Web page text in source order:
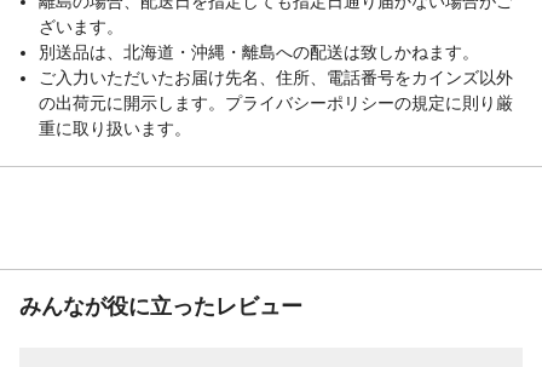
ざいます。
別送品は、北海道・沖縄・離島への配送は致しかねます。
ご入力いただいたお届け先名、住所、電話番号をカインズ以外
の出荷元に開示します。プライバシーポリシーの規定に則り厳
重に取り扱います。
みんなが役に立ったレビュー